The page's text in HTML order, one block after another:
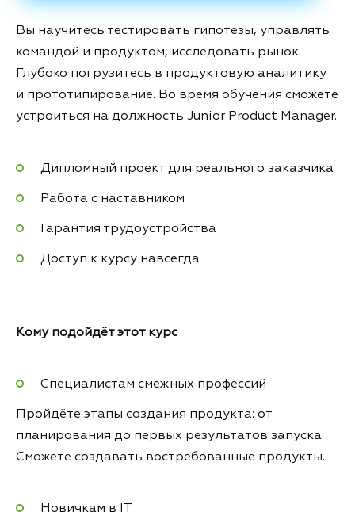
Вы научитесь тестировать гипотезы, управлять
командой и продуктом, исследовать рынок.
Глубоко погрузитесь в продуктовую аналитику
и прототипирование. Во время обучения сможете
устроиться на должность Junior Product Manager.
Дипломный проект для реального заказчика
Работа с наставником
Гарантия трудоустройства
Доступ к курсу навсегда
Кому подойдёт этот курс
Специалистам смежных профессий
Пройдёте этапы создания продукта: от
планирования до первых результатов запуска.
Сможете создавать востребованные продукты.
Новичкам в IT